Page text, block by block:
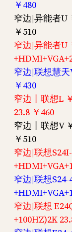
￥480
窄边|异能者U
￥510
窄边|异能者U
窄边|联想慧天
￥430
窄边丨联想L
23.8 ￥460
窄边丨联想V
￥510
窄边|联想
窄边|联想S24-
窄边|联想
+100HZ)2K